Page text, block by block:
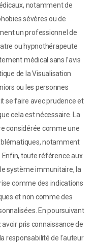
notamment de
sévères ou de
un professionnel de
ou hypnothérapeute
médical sans l’avis
de la Visualisation
ou les personnes
se faire avec prudence et
cela est nécessaire. La
considérée comme une
notamment
Enfin, toute référence aux
système immunitaire, la
comme des indications
et non comme des
En poursuivant
pris connaissance de
responsabilité de l’auteur